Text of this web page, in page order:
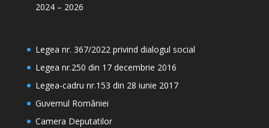
2024 – 2026
Legea nr. 367/2022 privind dialogul social
Legea nr.250 din 17 decembrie 2016
Legea-cadru nr.153 din 28 iunie 2017
Guvernul României
Camera Deputatilor